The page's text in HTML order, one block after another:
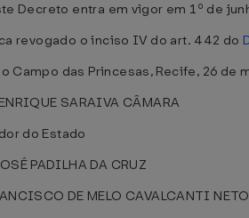
Decreto entra em vigor em 1º de
revogado o inciso IV do art. 442 do
Campo das Princesas, Recife, 26
SARAIVA CÂMARA
do Estado
PADILHA DA CRUZ
DE MELO CAVALCANTI NETO